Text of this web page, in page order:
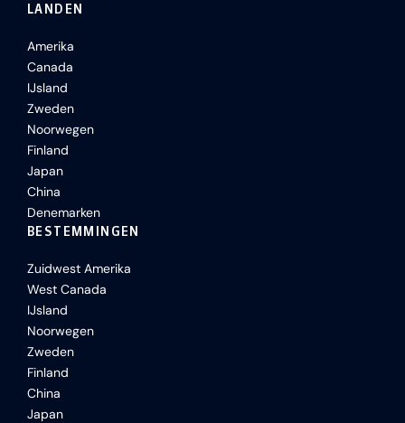
LANDEN
Amerika
Canada
IJsland
Zweden
Noorwegen
Finland
Japan
China
Denemarken
BESTEMMINGEN
Zuidwest Amerika
West Canada
IJsland
Noorwegen
Zweden
Finland
China
Japan